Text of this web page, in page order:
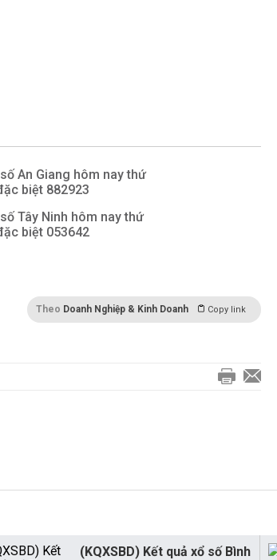
An Giang hôm nay thứ
biệt 882923
Tây Ninh hôm nay thứ
biệt 053642
Theo Doanh Nghiệp & Kinh Doanh Copy link
(KQXSBD) Kết quả xổ số Bình